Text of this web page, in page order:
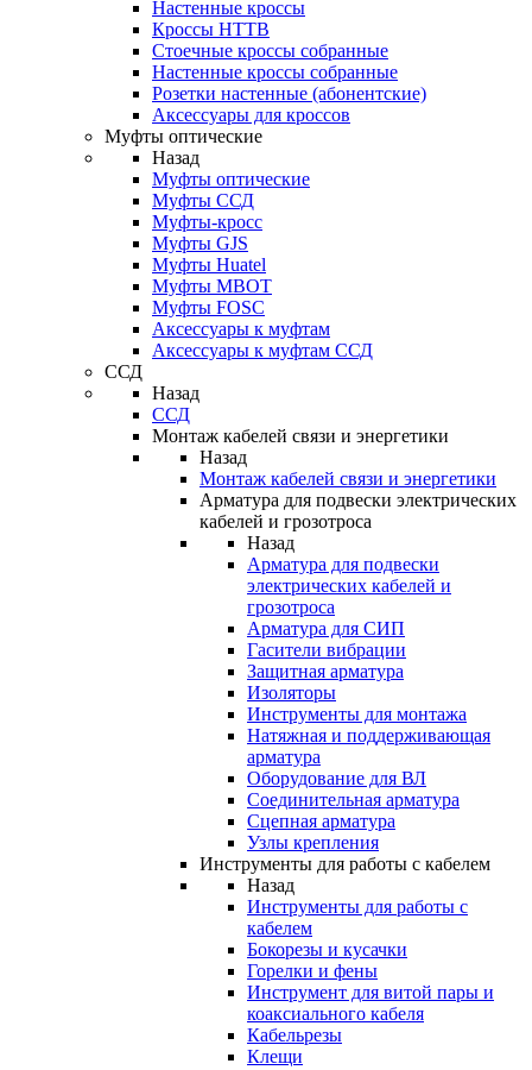
Настенные кроссы
Кроссы HTTB
Стоечные кроссы собранные
Настенные кроссы собранные
Розетки настенные (абонентские)
Аксессуары для кроссов
Муфты оптические
Назад
Муфты оптические
Муфты ССД
Муфты-кросс
Муфты GJS
Муфты Huatel
Муфты МВОТ
Муфты FOSC
Аксессуары к муфтам
Аксессуары к муфтам ССД
ССД
Назад
ССД
Монтаж кабелей связи и энергетики
Назад
Монтаж кабелей связи и энергетики
Арматура для подвески электрических
кабелей и грозотроса
Назад
Арматура для подвески
электрических кабелей и
грозотроса
Арматура для СИП
Гасители вибрации
Защитная арматура
Изоляторы
Инструменты для монтажа
Натяжная и поддерживающая
арматура
Оборудование для ВЛ
Соединительная арматура
Сцепная арматура
Узлы крепления
Инструменты для работы с кабелем
Назад
Инструменты для работы с
кабелем
Бокорезы и кусачки
Горелки и фены
Инструмент для витой пары и
коаксиального кабеля
Кабельрезы
Клещи